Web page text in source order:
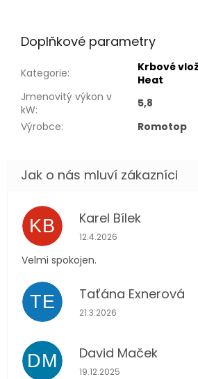
Doplňkové parametry
Kategorie:
Krbové
Heat
Jmenovitý výkon v
kW:
5,8
Výrobce: Romotop
KB Karel Bílek
Hodnocení obchodu je 5
12.4.2026
Velmi spokojen.
TE Taťána Exnerová
Hodnocení obchodu je 5
21.3.2026
DM David Maček
Hodnocení obchodu je 5
19.12.2025